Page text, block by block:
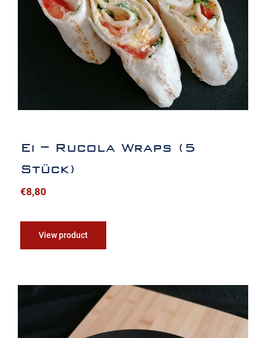
Ei – Rucola Wraps (5
Stück)
€8,80
View product